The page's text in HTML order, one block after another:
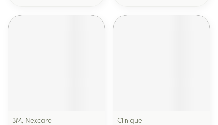
3M, Nexcare
Clinique